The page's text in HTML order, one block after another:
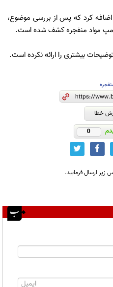
کرد که پس از بررسی موضوع،
مواد منفجره کشف شده است.
بیشتری را ارائه نکرده است.
خطا
0
زیر ارسال فرمایید.